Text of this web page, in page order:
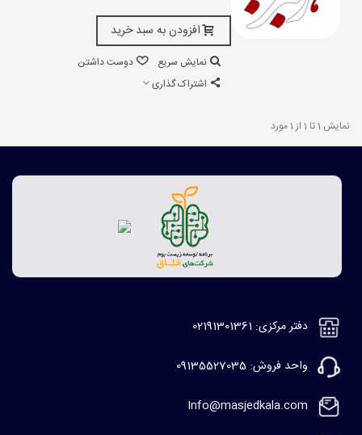
افزودن به سبد خرید
نمایش سریع
دوست داشتن
اشتراک گذاری
نمایش 1 تا 1 از 1 مورد
دفتر مرکزی: 02191301361
واحد فروش: 09135527035
Info@masjedkala.com